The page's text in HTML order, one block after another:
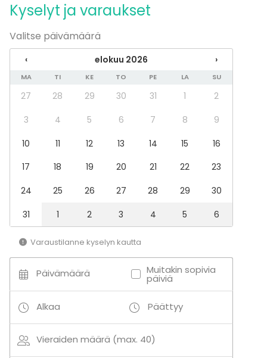
Astiasto
Muistiinpanovälineet
Tapahtumatyypit
Juhlat
Häät
Kokous
Pikkujoulut
Company Party
Monitoimitila
Conference space
Kyselyt ja varaukset
Valitse päivämäärä
‹ elokuu 2026 ›
MA TI KE TO PE LA SU
27 28 29 30 31 1
2
3
4 5 6 7 8
9
10
11 12 13 14 15
16
17
18 19 20 21 22
23
24
25 26 27 28 29
30
31
1 2 3 4 5 6
Varaustilanne kyselyn kautta
Päivämäärä Muitakin sopivia
päiviä
Alkaa Päättyy
Vieraiden määrä (max. 40)